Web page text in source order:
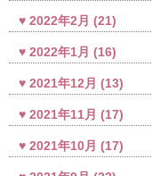
2022年2月 (21)
2022年1月 (16)
2021年12月 (13)
2021年11月 (17)
2021年10月 (17)